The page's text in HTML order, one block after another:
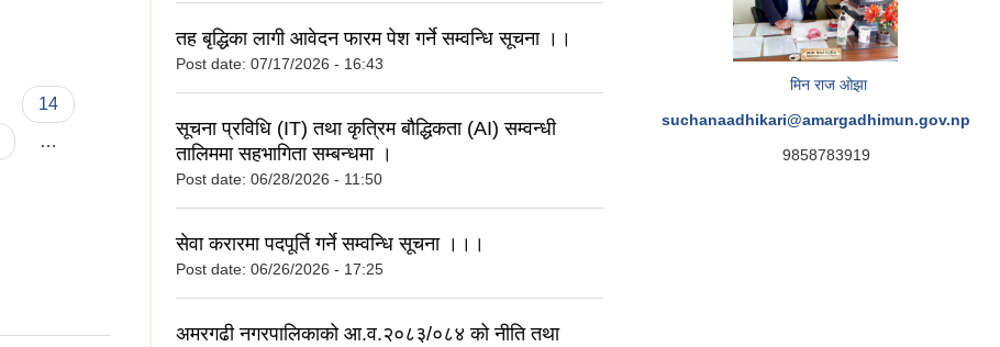
14
…
तह बृद्धिका लागी आवेदन फारम पेश गर्ने सम्वन्धि सूचना ।।
Post date: 07/17/2026 - 16:43
सूचना प्रविधि (IT) तथा कृत्रिम बौद्धिकता (AI) सम्वन्धी
तालिममा सहभागिता सम्बन्धमा ।
Post date: 06/28/2026 - 11:50
सेवा करारमा पदपूर्ति गर्ने सम्वन्धि सूचना ।।।
Post date: 06/26/2026 - 17:25
अमरगढी नगरपालिकाको आ.व.२०८३/०८४ को नीति तथा
मिन राज ओझा
suchanaadhikari@amargadhimun.gov.np
9858783919